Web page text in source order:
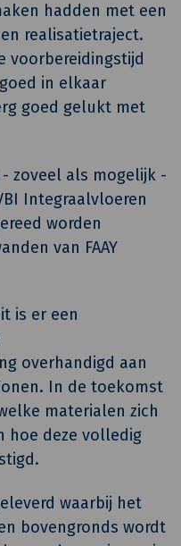
hadden met een
realisatietraject.
voorbereidingstijd
in elkaar
goed gelukt met
zoveel als mogelijk -
Integraalvloeren
worden
van FAAY
is er een
overhandigd aan
In de toekomst
materialen zich
hoe deze volledig
waarbij het
bovengronds wordt